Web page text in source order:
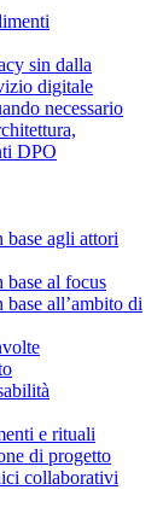
sin dalla
digitale
necessario
DPO
agli attori
al focus
all’ambito di
e rituali
di progetto
collaborativi